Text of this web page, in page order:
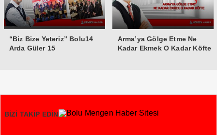
“Biz Bize Yeteriz” Bolu14
Arda Güler 15
Arma’ya Gölge Etme Ne
Kadar Ekmek O Kadar Köfte
BİZİ TAKİP EDİN